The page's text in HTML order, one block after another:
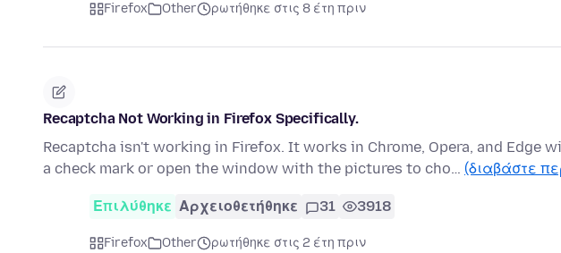
Firefox Other ρωτήθηκε στις 8 έτη πριν
Recaptcha Not Working in Firefox Specifically.
Recaptcha isn't working in Firefox. It works in Chrome, Opera, and Edge
a check mark or open the window with the pictures to cho… (διαβάστε
Επιλύθηκε Αρχειοθετήθηκε 31 3918
Firefox Other ρωτήθηκε στις 2 έτη πριν